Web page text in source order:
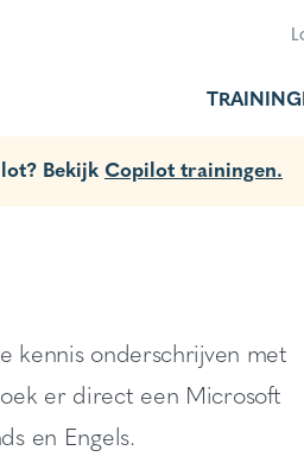
Bekijk Copilot trainingen.
kennis onderschrijven met
er direct een Microsoft
en Engels.